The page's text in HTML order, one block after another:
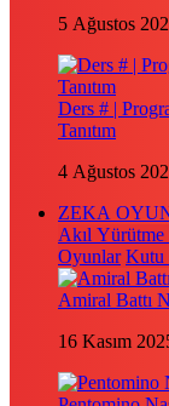
5 Ağustos
Ders # |
Tanıtım
4 Ağustos
ZEKA
Akıl Yürütme
Oyunlar Kutu
Amiral Battı
16 Kasım